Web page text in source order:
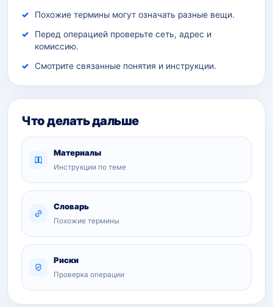
Похожие термины могут означать разные вещи.
Перед операцией проверьте сеть, адрес и
комиссию.
Смотрите связанные понятия и инструкции.
Что делать дальше
Материалы
Инструкции по теме
Словарь
Похожие термины
Риски
Проверка операции